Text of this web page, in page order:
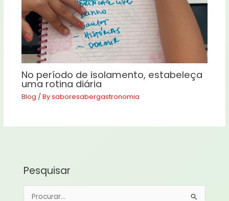
No período de isolamento, estabeleça
uma rotina diária
Blog / Bysaboresabergastronomia
Pesquisar